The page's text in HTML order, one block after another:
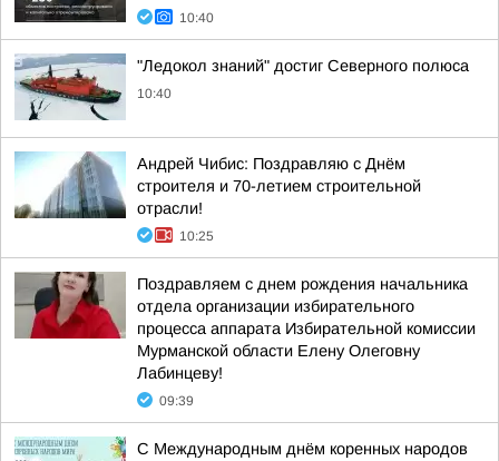
10:40
"Ледокол знаний" достиг Северного полюса
10:40
Андрей Чибис: Поздравляю с Днём
строителя и 70-летием строительной
отрасли!
10:25
Поздравляем с днем рождения начальника
отдела организации избирательного
процесса аппарата Избирательной комиссии
Мурманской области Елену Олеговну
Лабинцеву!
09:39
С Международным днём коренных народов